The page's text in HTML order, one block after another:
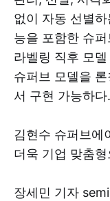
없이 자동 선별
능을 포함한 슈
라벨링 직후 모
슈퍼브 모델을
서 구현 가능하다.
김현수 슈퍼브에
더욱 기업 맞춤
장세민 기자